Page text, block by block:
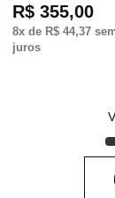
R$ 355,00
8x de R$ 44,37
juros